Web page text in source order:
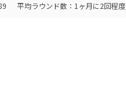
のS200、#5で
ほぼ以前に戻った
は慣れが必要です
平均ラウンド数：1ヶ月に2回程度